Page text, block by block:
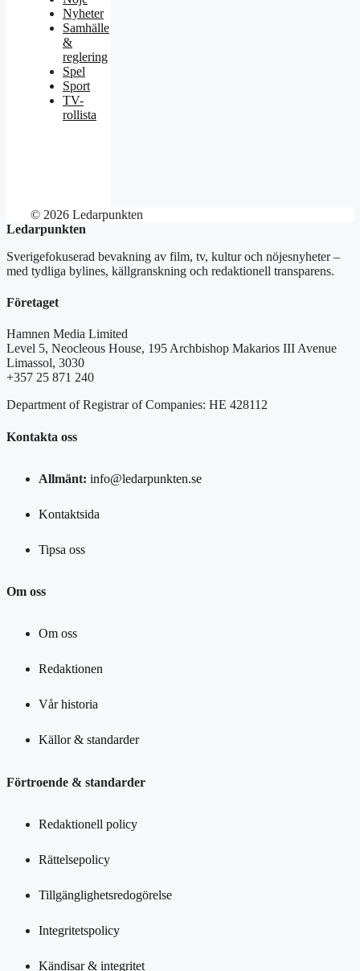
Nyheter
Samhälle
&
reglering
Spel
Sport
TV-
rollista
© 2026 Ledarpunkten
Ledarpunkten
Sverigefokuserad bevakning av film, tv, kultur och nöjesnyheter –
med tydliga bylines, källgranskning och redaktionell transparens.
Företaget
Hamnen Media Limited
Level 5, Neocleous House, 195 Archbishop Makarios III Avenue
Limassol, 3030
+357 25 871 240
Department of Registrar of Companies: HE 428112
Kontakta oss
Allmänt: info@ledarpunkten.se
Kontaktsida
Tipsa oss
Om oss
Om oss
Redaktionen
Vår historia
Källor & standarder
Förtroende & standarder
Redaktionell policy
Rättelsepolicy
Tillgänglighetsredogörelse
Integritetspolicy
Kändisar & integritet